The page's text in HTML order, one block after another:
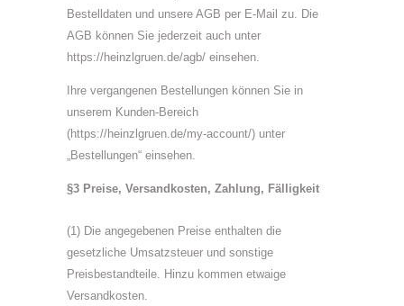
Bestelldaten und unsere AGB per E-Mail zu. Die
AGB können Sie jederzeit auch unter
https://heinzlgruen.de/agb/ einsehen.
Ihre vergangenen Bestellungen können Sie in
unserem Kunden-Bereich
(https://heinzlgruen.de/my-account/) unter
„Bestellungen“ einsehen.
§3 Preise, Versandkosten, Zahlung, Fälligkeit
(1) Die angegebenen Preise enthalten die
gesetzliche Umsatzsteuer und sonstige
Preisbestandteile. Hinzu kommen etwaige
Versandkosten.